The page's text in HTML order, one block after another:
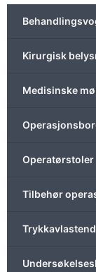
Kirurgisk
Medisinske
Operatørstoler
Tilbehør